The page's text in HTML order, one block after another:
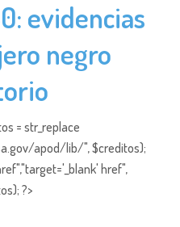
evidencias
negro
= str_replace
apod/lib/", $creditos);
href",
?>